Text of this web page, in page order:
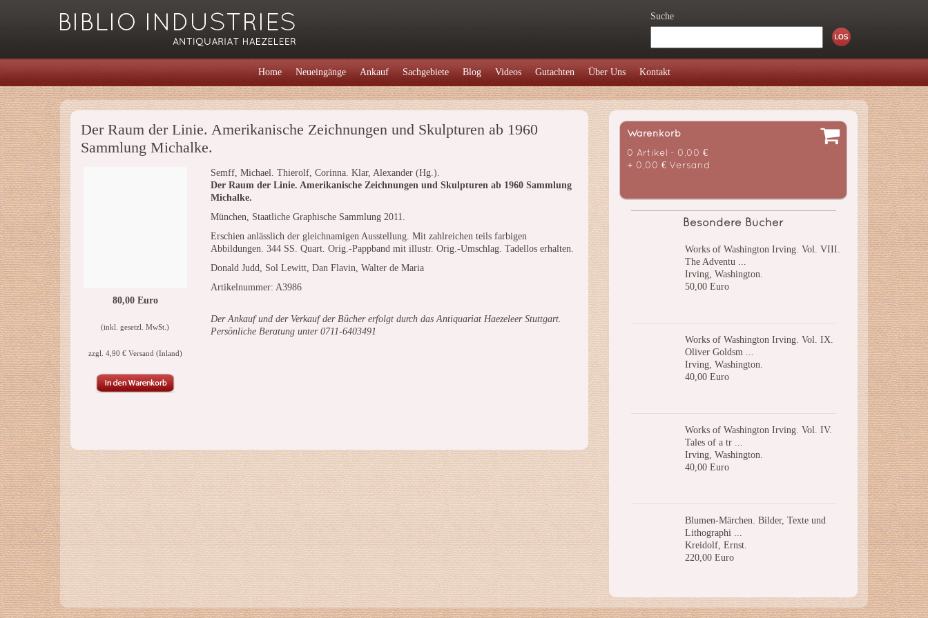
Suche
Home Neueingänge Ankauf Sachgebiete Blog Videos Gutachten Über Uns Kontakt
Der Raum der Linie. Amerikanische Zeichnungen und Skulpturen ab 1960
Sammlung Michalke.
80,00 Euro
(inkl. gesetzl. MwSt.)
zzgl. 4,90 € Versand (Inland)
Semff, Michael. Thierolf, Corinna. Klar, Alexander (Hg.).
Der Raum der Linie. Amerikanische Zeichnungen und Skulpturen ab 1960 Sammlung
Michalke.
München, Staatliche Graphische Sammlung 2011.
Erschien anlässlich der gleichnamigen Ausstellung. Mit zahlreichen teils farbigen
Abbildungen. 344 SS. Quart. Orig.-Pappband mit illustr. Orig.-Umschlag. Tadellos erhalten.
Donald Judd, Sol Lewitt, Dan Flavin, Walter de Maria
Artikelnummer: A3986
Der Ankauf und der Verkauf der Bücher erfolgt durch das Antiquariat Haezeleer Stuttgart.
Persönliche Beratung unter 0711-6403491
Warenkorb
0 Artikel - 0,00 €
+ 0,00 € Versand
Besondere Bücher
Works of Washington Irving. Vol. VIII.
The Adventu ...
Irving, Washington.
50,00 Euro
Works of Washington Irving. Vol. IX.
Oliver Goldsm ...
Irving, Washington.
40,00 Euro
Works of Washington Irving. Vol. IV.
Tales of a tr ...
Irving, Washington.
40,00 Euro
Blumen-Märchen. Bilder, Texte und
Lithographi ...
Kreidolf, Ernst.
220,00 Euro